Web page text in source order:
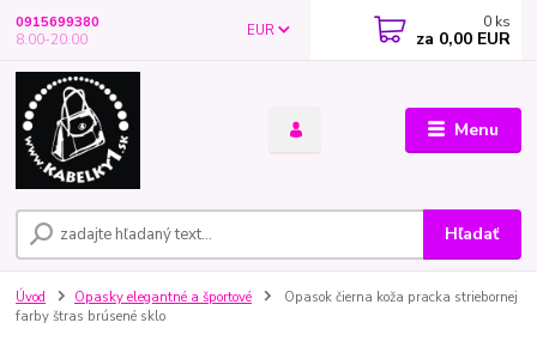
Menu
EUR
Hľadať
0915699380
8.00-20.00
0 ks
za 0,00 EUR
Úvod Opasky elegantné a športové
Opasok čierna koža pracka striebornej
farby štras brúsené sklo